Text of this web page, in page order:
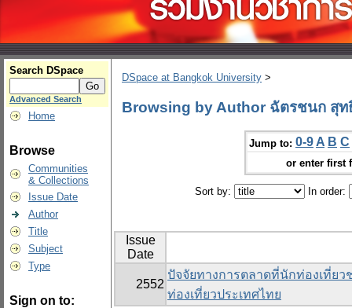
Search DSpace
Advanced Search
Home
Browse
Communities
& Collections
Issue Date
Author
Title
Subject
Type
Sign on to:
DSpace at Bangkok University >
Browsing by Author ฉัตรชนก สุท
Jump to: 0-9 A B C
or enter first
Sort by: In order:
Issue
Date
2552
ปัจจัยทางการตลาดที่นักท่องเที่ย
ท่องเที่ยวประเทศไทย